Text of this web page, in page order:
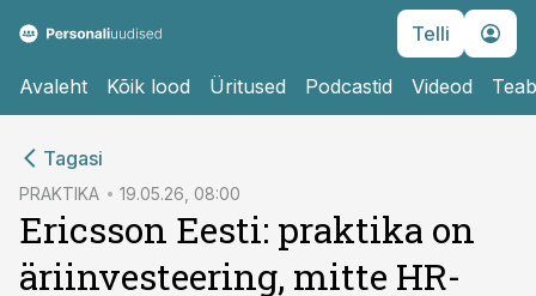
Telli
Avaleht Kõik lood Üritused Podcastid Videod
Tagasi
PRAKTIKA 19.05.26, 08:00
Ericsson Eesti: praktika on
äriinvesteering, mitte HR-